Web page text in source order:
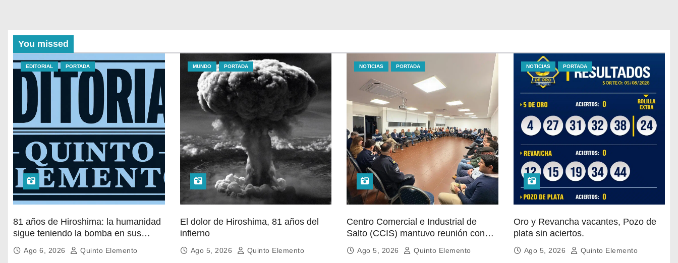
You missed
EDITORIAL PORTADA
81 años de Hiroshima: la humanidad
sigue teniendo la bomba en sus
manos
Ago 6, 2026 Quinto Elemento
MUNDO PORTADA
El dolor de Hiroshima, 81 años del
infierno
Ago 5, 2026 Quinto Elemento
NOTICIAS PORTADA
Centro Comercial e Industrial de
Salto (CCIS) mantuvo reunión con
autoridades policiales y
departamentales para abordar la
Ago 5, 2026 Quinto Elemento
NOTICIAS PORTADA
Oro y Revancha vacantes, Pozo de
plata sin aciertos.
Ago 5, 2026 Quinto Elemento